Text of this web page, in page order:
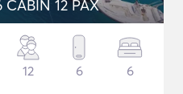
CABIN 12 PAX
12 6 6